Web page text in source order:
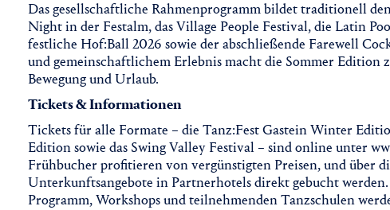
Das gesellschaftliche Rahmenprogramm bildet traditionell
Night in der Festalm, das Village People Festival, die Latin
festliche Hof:Ball 2026 sowie der abschließende Farewell
und gemeinschaftlichem Erlebnis macht die Sommer Edition
Bewegung und Urlaub.
Tickets & Informationen
Tickets für alle Formate – die Tanz:Fest Gastein Winter
Edition sowie das Swing Valley Festival – sind online unter
Frühbucher profitieren von vergünstigten Preisen, und über
Unterkunftsangebote in Partnerhotels direkt gebucht
Programm, Workshops und teilnehmenden Tanzschulen